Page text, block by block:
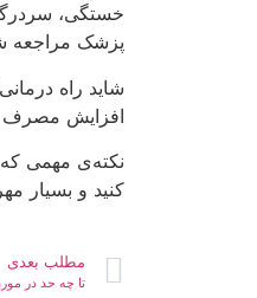
خستگی،
پزشک مراجعه
شاید راه
افزايش مصرف ميوه و
نکته‌ی مهمی که
کنید و بسیار
مطلب بعدی
تا چه حد در